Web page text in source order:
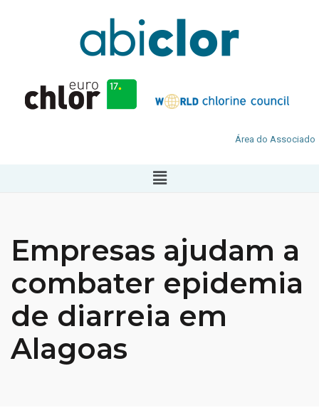
Área do Associado
Empresas ajudam a
combater epidemia
de diarreia em
Alagoas